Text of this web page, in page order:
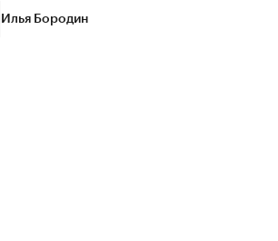
Илья Бородин